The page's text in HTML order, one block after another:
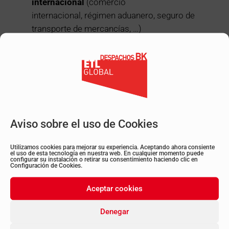
Aviso sobre el uso de Cookies
Utilizamos cookies para mejorar su experiencia. Aceptando ahora consiente
el uso de esta tecnología en nuestra web. En cualquier momento puede
configurar su instalación o retirar su consentimiento haciendo clic en
Configuración de Cookies.
Aceptar cookies
Denegar
internacional, régimen aduanero, seguro de
transporte de mercancías, …)
mercantil de la contratación
(avales, incidencias sobre contrato en vigor,
cierres empresariales…)
Gastos de asesoría jurídica en el ámbito
relacionados con la repatriación de
Ucrania, Bielorrusia, la suspensión de
actividad de implantaciones en el
exterior, cierres de plantas productivas, etc.
Gastos de cualquier otra modalidad de
asesoría jurídica
especializada destinada a mitigar y/o paliar